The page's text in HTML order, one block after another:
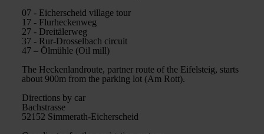
07 - Eicherscheid village tour
17 - Flurheckenweg
27 - Dreitälerweg
37 - Rur-Drosselbach circuit
47 – Ölmühle (Oil mill)
The Heckenlandroute, partner route of the Eifelsteig, starts
about 900m from the parking lot (Am Rott).
Directions by car
Bachstrasse
52152 Simmerath-Eicherscheid